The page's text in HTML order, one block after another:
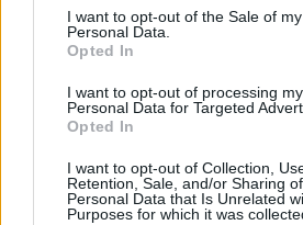
consent section.
I want to opt-out of the Sale of my
Personal Data.
Opted In
I want to opt-out of processing my
Personal Data for Targeted
Opted In
I want to opt-out of Collection,
Retention, Sale, and/or Sharing
Personal Data that Is Unrelated
Purposes for which it was
IGAZI RITKASÁG: KILENC
NYITJÁK MEG A FELÚJÍTÁS